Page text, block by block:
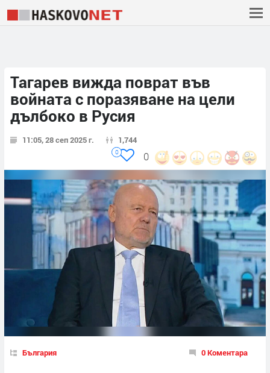
Тагарев вижда поврат във
войната с поразяване на цели
дълбоко в Русия
11:05, 28 сеп 2025 г. 1,744
0
0
България 0 Коментара